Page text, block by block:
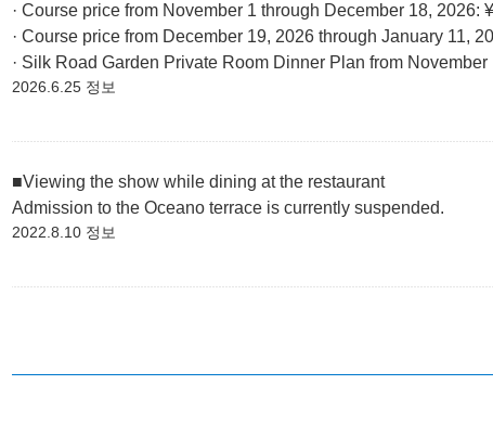
· Course price from November 1 through December 18, 2026:
· Course price from December 19, 2026 through January 11,
· Silk Road Garden Private Room Dinner Plan from
2026.6.25 정보
■Viewing the show while dining at the restaurant
Admission to the Oceano terrace is currently suspended.
2022.8.10 정보